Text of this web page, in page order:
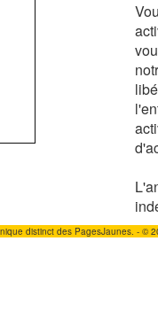
distinct des PagesJaunes. - ©